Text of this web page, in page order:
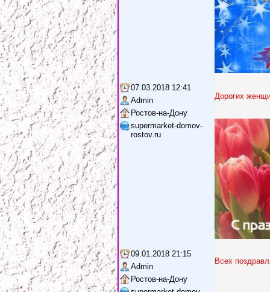
07.03.2018 12:41
Admin
Ростов-на-Дону
supermarket-domov-
rostov.ru
Дорогих
09.01.2018 21:15
Admin
Ростов-на-Дону
Всех